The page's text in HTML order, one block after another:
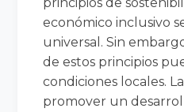
económico inclusivo
universal. Sin
de estos principios
condiciones locales.
promover un